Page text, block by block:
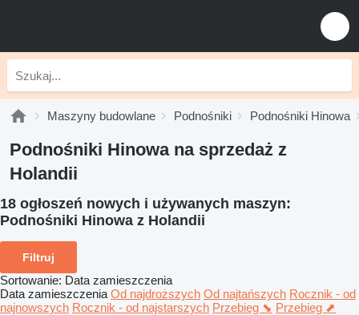
Maszyny budowlane Podnośniki Podnośniki Hinowa
Podnośniki Hinowa na sprzedaż z
Holandii
18 ogłoszeń nowych i używanych maszyn:
Podnośniki Hinowa z Holandii
Filtruj
Sortowanie: Data zamieszczenia
Data zamieszczenia Od najdroższych Od najtańszych Rocznik - od
najnowszych Rocznik - od najstarszych Przebieg ⬊ Przebieg ⬈